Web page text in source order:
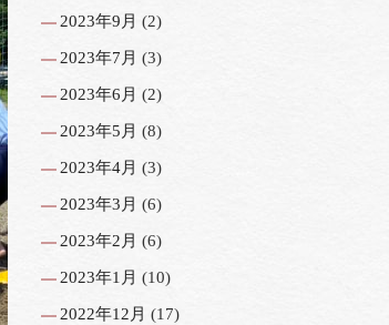
2023年9月 (2)
2023年7月 (3)
2023年6月 (2)
2023年5月 (8)
2023年4月 (3)
2023年3月 (6)
2023年2月 (6)
2023年1月 (10)
2022年12月 (17)